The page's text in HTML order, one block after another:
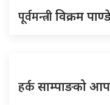
पूर्वमन्त्रीविक्रम
हर्कसाम्पाङको